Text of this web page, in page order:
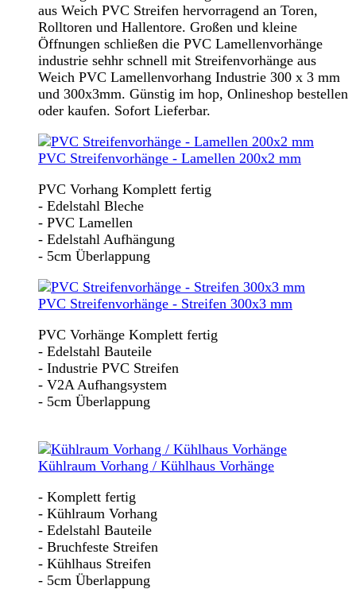
aus Weich PVC Streifen hervorragend an Toren,
Rolltoren und Hallentore. Großen und kleine
Öffnungen schließen die PVC Lamellenvorhänge
industrie sehhr schnell mit Streifenvorhänge aus
Weich PVC Lamellenvorhang Industrie 300 x 3 mm
und 300x3mm. Günstig im hop, Onlineshop bestellen
oder kaufen. Sofort Lieferbar.
PVC Streifenvorhänge - Lamellen 200x2 mm
PVC Vorhang Komplett fertig
- Edelstahl Bleche
- PVC Lamellen
- Edelstahl Aufhängung
- 5cm Überlappung
PVC Streifenvorhänge - Streifen 300x3 mm
PVC Vorhänge Komplett fertig
- Edelstahl Bauteile
- Industrie PVC Streifen
- V2A Aufhangsystem
- 5cm Überlappung
Kühlraum Vorhang / Kühlhaus Vorhänge
- Komplett fertig
- Kühlraum Vorhang
- Edelstahl Bauteile
- Bruchfeste Streifen
- Kühlhaus Streifen
- 5cm Überlappung